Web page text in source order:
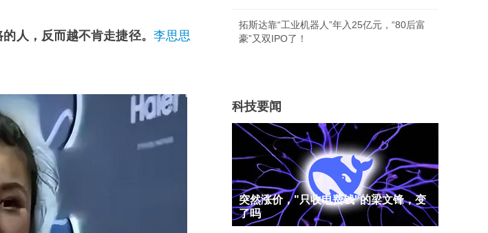
人，反而越不肯走捷径。 李思思
拓斯达靠“工业机器人”年入25亿元，“80后富
豪”又双IPO了！
科技要闻
突然涨价，"只收电费钱"的梁文锋，变
了吗